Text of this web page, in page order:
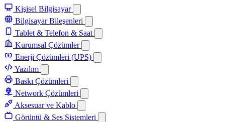
Kişisel Bilgisayar
Bilgisayar Bileşenleri
Tablet & Telefon & Saat
Kurumsal Çözümler
Enerji Çözümleri (UPS)
Yazılım
Baskı Çözümleri
Network Çözümleri
Aksesuar ve Kablo
Görüntü & Ses Sistemleri